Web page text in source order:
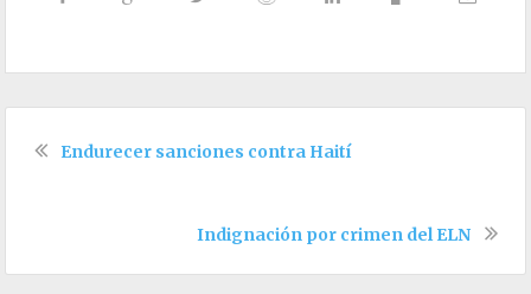
Endurecer sanciones contra Haití
Indignación por crimen del ELN